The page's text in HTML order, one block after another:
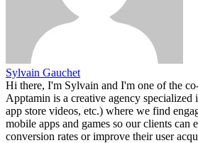
Sylvain Gauchet
Hi there, I'm Sylvain and I'm one of the
Apptamin is a creative agency specialized
app store videos, etc.) where we find
mobile apps and games so our clients can
conversion rates or improve their user